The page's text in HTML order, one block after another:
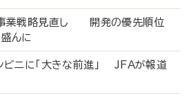
事業戦略見直し 開発の優先順位
んに
ビニに「大きな前進」 JFAが報道